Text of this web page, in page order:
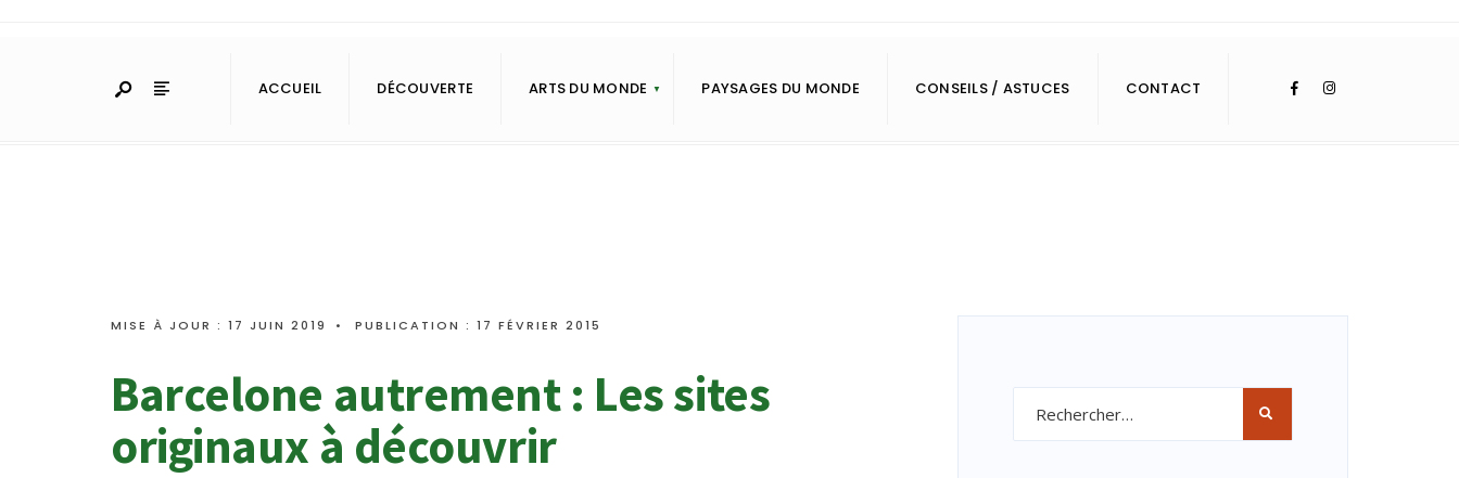
ACCUEIL DÉCOUVERTE ARTS DU MONDE PAYSAGES DU MONDE CONSEILS / ASTUCES CONTACT
MISE À JOUR : 17 JUIN 2019 • PUBLICATION : 17 FÉVRIER 2015
Barcelone autrement : Les sites
originaux à découvrir